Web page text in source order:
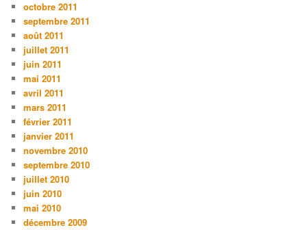
octobre 2011
septembre 2011
août 2011
juillet 2011
juin 2011
mai 2011
avril 2011
mars 2011
février 2011
janvier 2011
novembre 2010
septembre 2010
juillet 2010
juin 2010
mai 2010
décembre 2009